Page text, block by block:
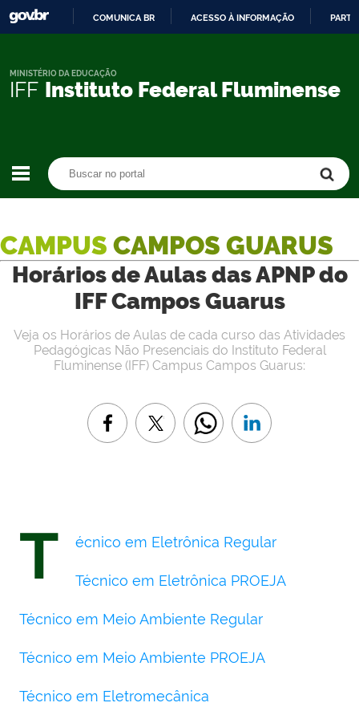
CONTEÚDO
COMUNICA BR ACESSO À INFORMAÇÃO
IFF Instituto Federal Fluminense
MINISTÉRIO DA EDUCAÇÃO
CAMPUS CAMPOS GUARUS
Horários de Aulas das APNP do
IFF Campos Guarus
Veja os Horários de Aulas de cada curso das Atividades
Pedagógicas Não Presenciais do Instituto Federal
Fluminense (IFF) Campus Campos Guarus:
T écnico em Eletrônica Regular
Técnico em Eletrônica PROEJA
Técnico em Meio Ambiente Regular
Técnico em Meio Ambiente PROEJA
Técnico em Eletromecânica